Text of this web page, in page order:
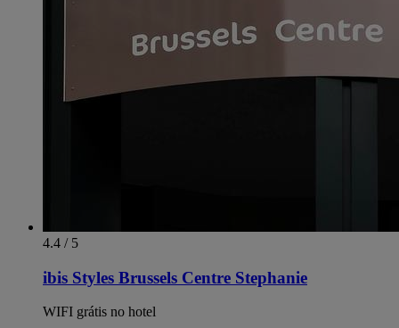
4.4 / 5
ibis Styles Brussels Centre Stephanie
WIFI grátis no hotel